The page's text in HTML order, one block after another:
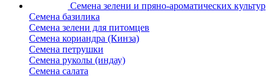
Семена зелени и пряно-ароматических культур
Семена базилика
Семена зелени для питомцев
Семена кориандра (Кинза)
Семена петрушки
Семена руколы (индау)
Семена салата